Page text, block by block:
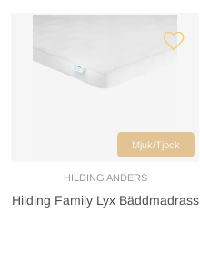
Mjuk/Tjock
HILDING ANDERS
Hilding Family Lyx Bäddmadrass